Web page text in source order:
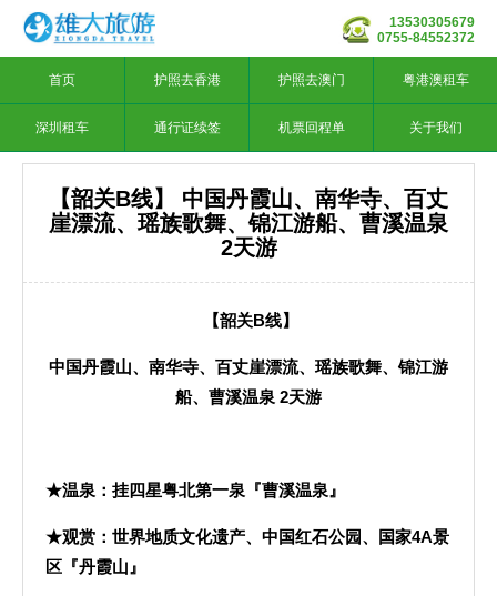
13530305679
0755-84552372
首页 护照去香港 护照去澳门 粤港澳租车
深圳租车 通行证续签 机票回程单 关于我们
【韶关B线】 中国丹霞山、南华寺、百丈
崖漂流、瑶族歌舞、锦江游船、曹溪温泉
2天游
【韶关B线】
中国丹霞山、南华寺、百丈崖漂流、瑶族歌舞、锦江游
船、曹溪温泉 2天游
★温泉：挂四星粤北第一泉『曹溪温泉 』
★观赏：世界地质文化遗产、中国红石公园、国家4A景
区 『丹霞山 』